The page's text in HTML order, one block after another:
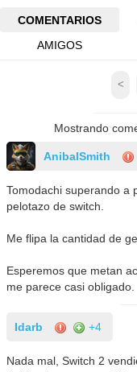
COMENTARIOS
AMIGOS
<
Mostrando
AnibalSmith
Tomodachi superando a
pelotazo de switch.
Me flipa la cantidad de
Esperemos que metan
me parece casi obligado.
Idarb +4
Nada mal, Switch 2